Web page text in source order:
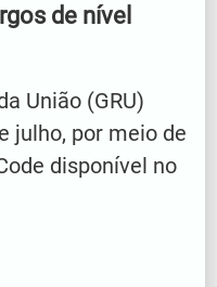
de nível
União (GRU)
julho, por meio de
disponível no